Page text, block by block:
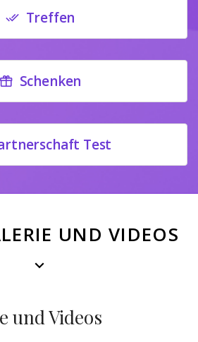
Treffen
Schenken
Test
UND VIDEOS
und Videos